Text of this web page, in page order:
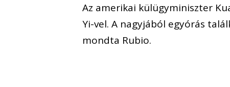
Az amerikai külügyminiszter
Yi-vel. A nagyjából egyórás
mondta Rubio.